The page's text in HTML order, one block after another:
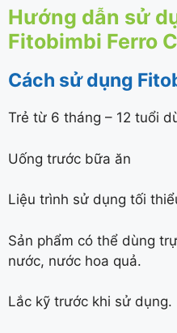
Hướng dẫn sử
Fitobimbi Ferro C
Cách sử dụng
Trẻ từ 6 tháng – 12 tuổi
Uống trước bữa ăn
Liệu trình sử dụng tối
Sản phẩm có thể dùng
nước, nước hoa quả.
Lắc kỹ trước khi sử dụng.